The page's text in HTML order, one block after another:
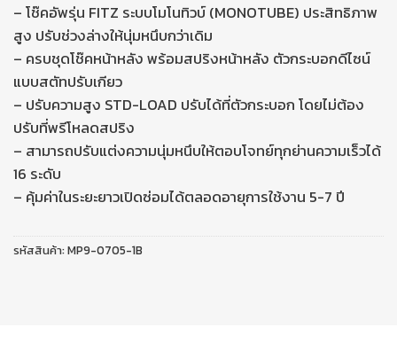
– โช๊คอัพรุ่น FITZ ระบบโมโนทิวบ์ (MONOTUBE) ประสิทธิภาพ
สูง ปรับช่วงล่างให้นุ่มหนึบกว่าเดิม
– ครบชุดโช๊คหน้าหลัง พร้อมสปริงหน้าหลัง ตัวกระบอกดีไซน์
แบบสตัทปรับเกียว
– ปรับความสูง STD-LOAD ปรับได้ที่ตัวกระบอก โดยไม่ต้อง
ปรับที่พรีโหลดสปริง
– สามารถปรับแต่งความนุ่มหนึบให้ตอบโจทย์ทุกย่านความเร็วได้
16 ระดับ
– คุ้มค่าในระยะยาวเปิดซ่อมได้ตลอดอายุการใช้งาน 5-7 ปี
รหัสสินค้า:MP9-0705-1B